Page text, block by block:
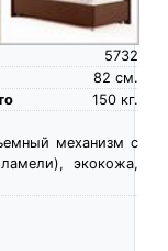
5732
см.
82
кг.
150
механизм с
экокожа,